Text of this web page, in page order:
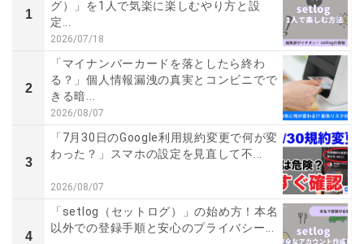
1
グ）」を1人で気楽に楽しむやり方と設
定...
2026/07/18
2
「マイナンバーカードを落としたら終わ
る？」個人情報漏洩の真実とコンビニでで
きる暗...
2026/08/07
3
「7月30日のGoogle利用規約変更で何が変
わった？」スマホの設定を見直して不...
2026/08/07
4
「setlog（セットログ）」の始め方！本名
以外での登録手順と安心のプライバシー...